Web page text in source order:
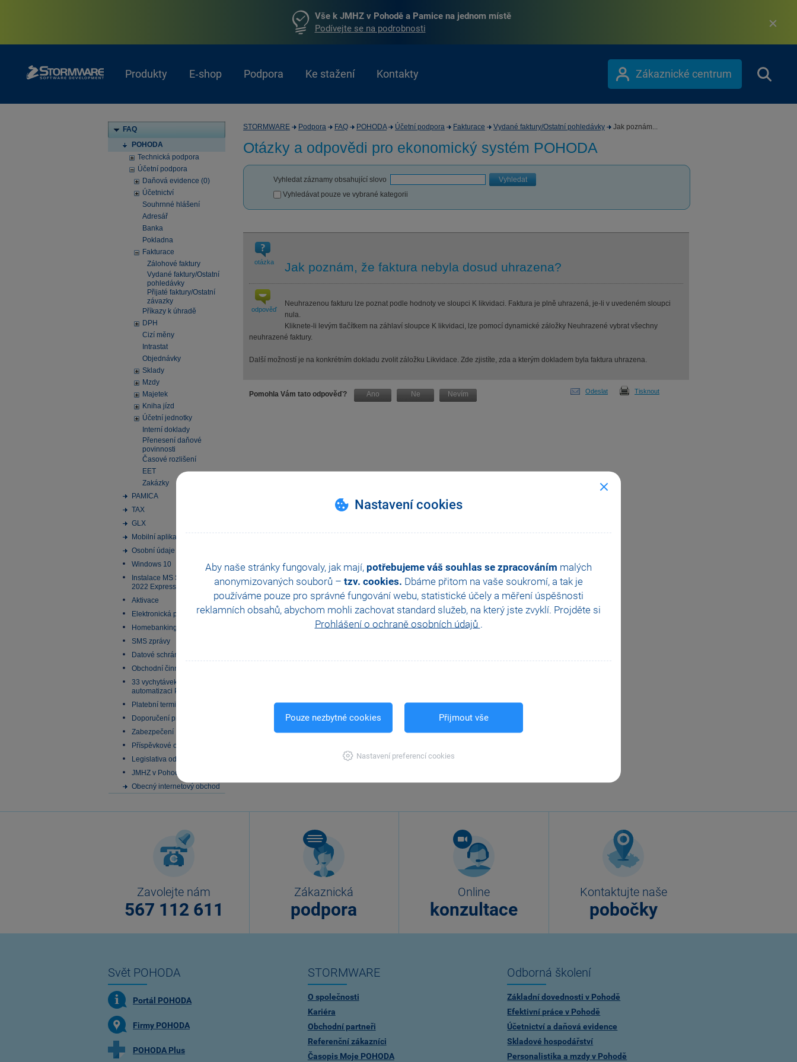
Nastavení cookies
Aby naše stránky fungovaly, jak mají, potřebujeme váš souhlas se zpracováním malých
anonymizovaných souborů – tzv. cookies. Dbáme přitom na vaše soukromí, a tak je
používáme pouze pro správné fungování webu, statistické účely a měření úspěšnosti
reklamních obsahů, abychom mohli zachovat standard služeb, na který jste zvyklí. Projděte si
Prohlášení o ochraně osobních údajů .
Pouze nezbytné cookies Přijmout vše
Nastavení preferencí cookies
Vše k JMHZ v Pohodě a Pamice na jednom místě
Podívejte se na podrobnosti
Produkty E‑shop Podpora Ke stažení Kontakty Zákaznické centrum
FAQ
POHODA
Technická podpora
Účetní podpora
Daňová evidence (0)
Účetnictví
Souhrnné hlášení
Adresář
Banka
Pokladna
Fakturace
Zálohové faktury
Vydané faktury/Ostatní
pohledávky
Přijaté faktury/Ostatní
závazky
Příkazy k úhradě
DPH
Cizí měny
Intrastat
Objednávky
Sklady
Mzdy
Majetek
Kniha jízd
Účetní jednotky
Interní doklady
Přenesení daňové
povinnosti
Časové rozlišení
EET
Zakázky
PAMICA
TAX
GLX
Mobilní aplikace
Osobní údaje
Windows 10
Instalace MS SQL Server
2022 Express
Aktivace
Elektronická podání
Homebanking
SMS zprávy
Datové schránky
Obchodní činnost
33 vychytávek pro
automatizaci Pohody
Platební terminály
Doporučení pro zálohování
Zabezpečení
Příspěvkové organizace
Legislativa od 1. 1. 2024
JMHZ v Pohodě a Pamice
Obecný internetový obchod
STORMWARE Podpora FAQ POHODA Účetní podpora Fakturace Vydané faktury/Ostatní pohledávky Jak poznám...
Otázky a odpovědi pro ekonomický systém POHODA
Vyhledat záznamy obsahující slovo
Vyhledat
Vyhledávat pouze ve vybrané kategorii
otázka Jak poznám, že faktura nebyla dosud uhrazena?
odpověď
Neuhrazenou fakturu lze poznat podle hodnoty ve sloupci K likvidaci. Faktura je plně uhrazená, je-li v uvedeném sloupci
nula.
Kliknete-li levým tlačítkem na záhlaví sloupce K likvidaci, lze pomocí dynamické záložky Neuhrazené vybrat všechny
neuhrazené faktury.
Další možností je na konkrétním dokladu zvolit záložku Likvidace. Zde zjistíte, zda a kterým dokladem byla faktura uhrazena.
Pomohla Vám tato odpověď? Ano Ne Nevím Odeslat Tisknout
Zavolejte nám
567 112 611
Zákaznická
podpora
Online
konzultace
Kontaktujte naše
pobočky
Svět POHODA
Portál POHODA
Firmy POHODA
POHODA Plus
STORMWARE
O společnosti
Kariéra
Obchodní partneři
Referenční zákazníci
Časopis Moje POHODA
Odborná školení
Základní dovednosti v Pohodě
Efektivní práce v Pohodě
Účetnictví a daňová evidence
Skladové hospodářství
Personalistika a mzdy v Pohodě